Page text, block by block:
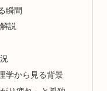
瞬間
説
学から見る背景